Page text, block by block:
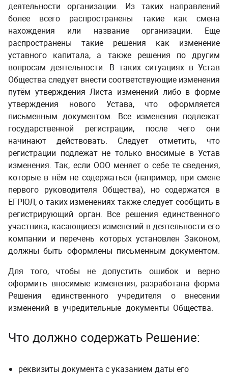
деятельности организации. Из таких направлений
более всего распространены такие как смена
нахождения или название организации. Еще
распространены такие решения как изменение
уставного капитала, а также решения по другим
вопросам деятельности. В таких ситуациях в Устав
Общества следует внести соответствующие изменения
путём утверждения Листа изменений либо в форме
утверждения нового Устава, что оформляется
письменным документом. Все изменения подлежат
государственной регистрации, после чего они
начинают действовать. Следует отметить, что
регистрации подлежат не только вносимые в Устав
изменения. Так, если ООО меняет о себе те сведения,
которые в нём не содержаться (например, при смене
первого руководителя Общества), но содержатся в
ЕГРЮЛ, о таких изменениях также следует сообщить в
регистрирующий орган. Все решения единственного
участника, касающиеся изменений в деятельности его
компании и перечень которых установлен Законом,
должны быть оформлены письменным документом.
Для того, чтобы не допустить ошибок и верно
оформить вносимые изменения, разработана форма
Решения единственного учредителя о внесении
изменений в учредительные документы Общества.
Что должно содержать Решение:
реквизиты документа с указанием даты его